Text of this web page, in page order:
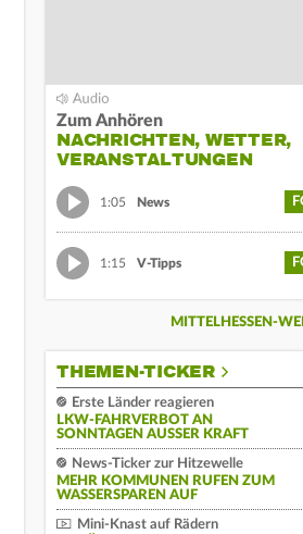
Zum Anhören
NACHRICHTEN, WETTER,
VERANSTALTUNGEN
1:05 News
1:15 V-Tipps
MITTELHESSEN-
THEMEN-TICKER
Erste Länder reagieren
LKW-FAHRVERBOT AN
SONNTAGEN AUSSER KRAFT
News-Ticker zur Hitzewelle
MEHR KOMMUNEN RUFEN ZUM
WASSERSPAREN AUF
Mini-Knast auf Rädern